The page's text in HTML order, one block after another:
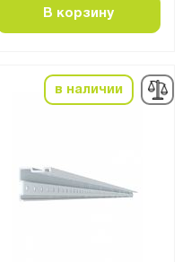
В корзину
в наличии